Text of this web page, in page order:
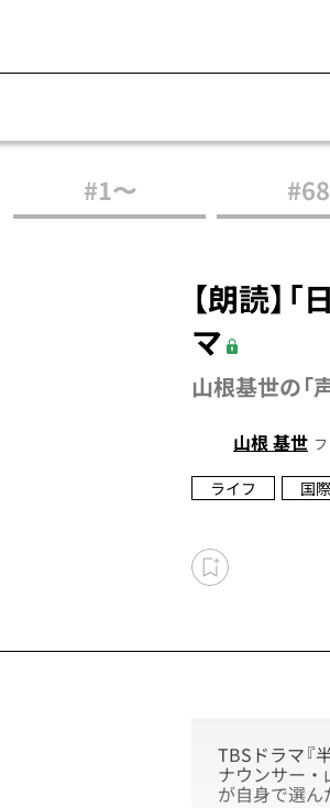
#1〜 #68
【朗読】
マ
山根基世の「
山根 基世
ライフ 国際
TBSドラマ『
ナウンサー・
が自身で選